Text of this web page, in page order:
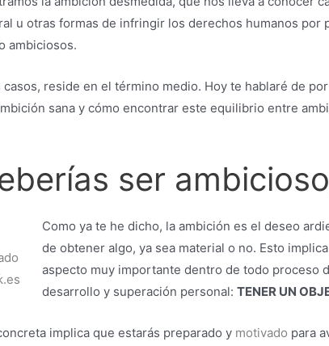
u otras formas de infringir los derechos humanos por
ambiciosos.
casos, reside en el término medio. Hoy te hablaré de
sana y cómo encontrar este equilibrio entre
ser
Como ya te he dicho, la ambición es el deseo
de obtener algo, ya sea material o no. Esto
aspecto muy importante dentro de todo proceso
desarrollo y superación personal:TENER UN
implica que estarás preparado y motivado para